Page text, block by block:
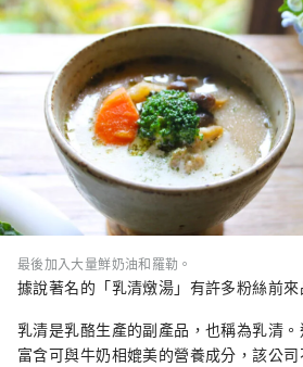
最後加入大量鮮奶油和羅勒。
據說著名的「乳清燉湯」有許多粉絲前來
乳清是乳酪生產的副產品，也稱為乳清。
富含可與牛奶相媲美的營養成分，該公